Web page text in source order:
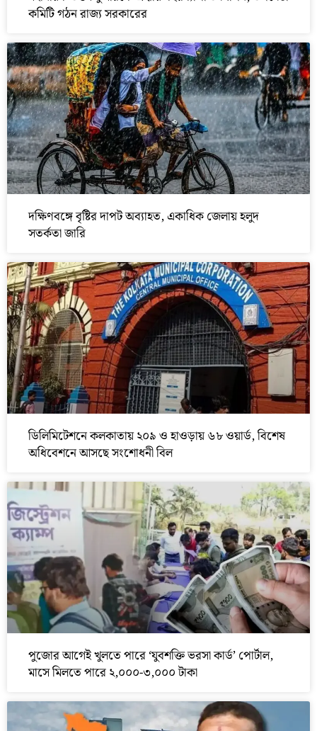
কমিটি গঠন রাজ্য সরকারের
দক্ষিণবঙ্গে বৃষ্টির দাপট অব্যাহত, একাধিক জেলায় হলুদ
সতর্কতা জারি
ডিলিমিটেশনে কলকাতায় ২০৯ ও হাওড়ায় ৬৮ ওয়ার্ড, বিশেষ
অধিবেশনে আসছে সংশোধনী বিল
পুজোর আগেই খুলতে পারে ‘যুবশক্তি ভরসা কার্ড’ পোর্টাল,
মাসে মিলতে পারে ২,০০০-৩,০০০ টাকা